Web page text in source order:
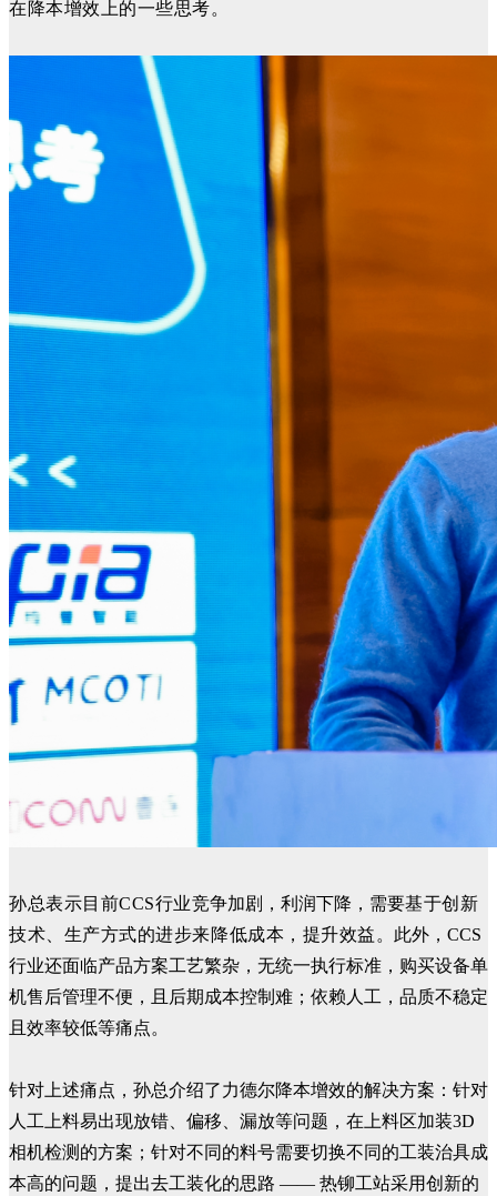
在降本增效上的一些思考。
孙总表示目前CCS行业竞争加剧，利润下降，需要基于创新
技术、生产方式的进步来降低成本，提升效益 。此外，CCS
行业还面临产品方案工艺繁杂，无统一执行标准，购买设备单
机售后管理不便，且后期成本控制难；依赖人工，品质不稳定
且效率较低等痛点。
针对上述痛点，孙总介绍了力德尔降本增效的解决方案：针对
人工上料易出现放错、偏移、漏放等问题，在上料区加装3D
相机检测的方案；针对不同的料号需要切换不同的工装治具成
本高的问题，提出去工装化的思路 —— 热铆工站采用创新的